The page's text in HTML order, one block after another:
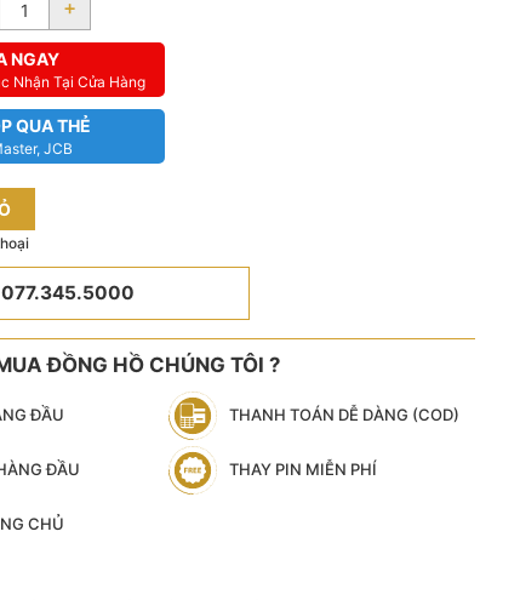
+
NGAY
Nhận Tại Cửa Hàng
QUA THẺ
JCB
077.345.5000
ĐỒNG HỒ CHÚNG TÔI ?
ĐẦU THANH TOÁN DỄ DÀNG (COD)
ĐẦU THAY PIN MIỄN PHÍ
CHỦ